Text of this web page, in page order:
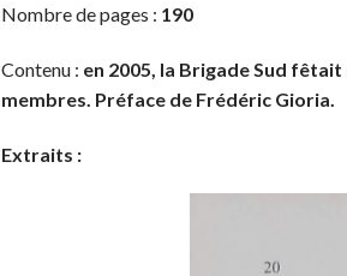
Nombre de pages : 190
Contenu : en 2005, la Brigade Sud
membres. Préface de Frédéric Gioria.
Extraits :